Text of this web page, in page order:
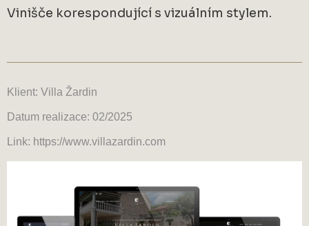
Vinišče korespondující s vizuálním stylem.
Klient: Villa Žardin
Datum realizace: 02/2025
Link: https://www.villazardin.com